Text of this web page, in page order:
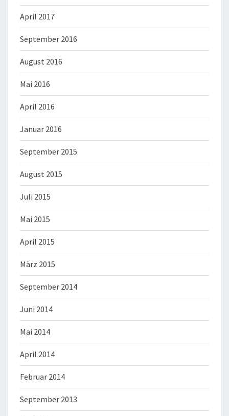
April 2017
September 2016
August 2016
Mai 2016
April 2016
Januar 2016
September 2015
August 2015
Juli 2015
Mai 2015
April 2015
März 2015
September 2014
Juni 2014
Mai 2014
April 2014
Februar 2014
September 2013